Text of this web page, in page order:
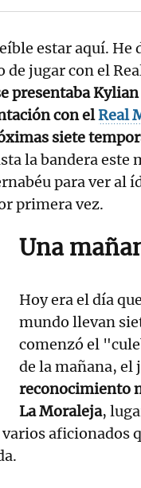
estar aquí.
de jugar con el
presentaba
con elReal
siete
la bandera este
para ver al
primera vez.
Una
Hoy era el día
mundo llevan
comenzó el
de la mañana, el
reconocimiento
La Moraleja,
aficionados